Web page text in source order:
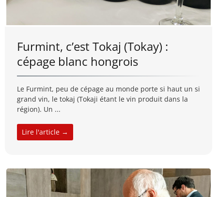
Furmint, c’est Tokaj (Tokay) :
cépage blanc hongrois
Le Furmint, peu de cépage au monde porte si haut un si
grand vin, le tokaj (Tokaji étant le vin produit dans la
région). Un ...
Lire l'article →